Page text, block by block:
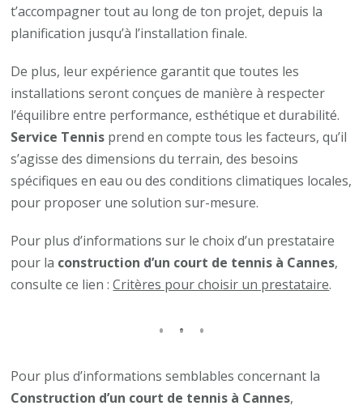
t’accompagner tout au long de ton projet, depuis la
planification jusqu’à l’installation finale.
De plus, leur expérience garantit que toutes les
installations seront conçues de manière à respecter
l’équilibre entre performance, esthétique et durabilité.
Service Tennis prend en compte tous les facteurs, qu’il
s’agisse des dimensions du terrain, des besoins
spécifiques en eau ou des conditions climatiques locales,
pour proposer une solution sur-mesure.
Pour plus d’informations sur le choix d’un prestataire
pour la construction d’un court de tennis à Cannes,
consulte ce lien :Critères pour choisir un prestataire.
Pour plus d’informations semblables concernant la
Construction d’un court de tennis à Cannes,